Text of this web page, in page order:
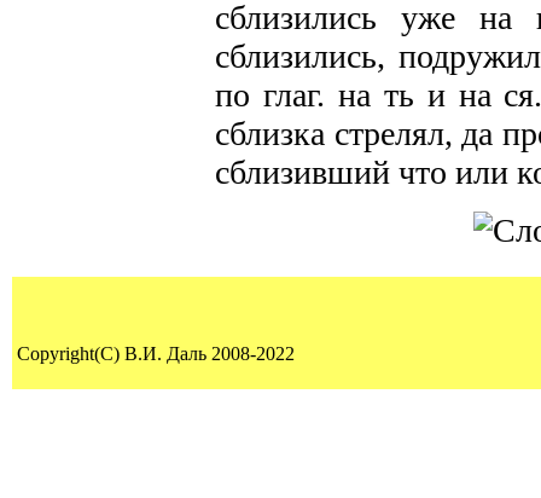
сблизились уже на
сблизились,
по глаг. на ть и на
сблизка стрелял, да
сблизивший что или
Copyright(C) В.И. Даль 2008-2022